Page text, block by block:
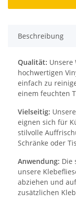
Beschreibung
Qualität: Unsere
hochwertigen
einfach zu
einem feuchten
Vielseitig:
eignen sich für
stilvolle
Schränke oder
Anwendung: Die
unsere
abziehen und
zusätzlichen